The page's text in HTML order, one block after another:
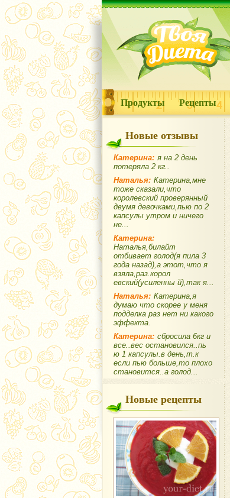
Продукты Рецепты
Новые отзывы
Катерина: я на 2 день
потеряла 2 кг..
Наталья: Катерина,мне
тоже сказали,что
королевский проверянный
двумя девочками,пью по 2
капсулы утром и ничего
не...
Катерина:
Наталья,билайт
отбивает голод(я пила 3
года назад),а этот,что я
взяла,раз.корол
евский(усиленны й),так я...
Наталья: Катерина,я
думаю что скорее у меня
подделка раз нет ни какого
эффекта.
Катерина: сбросила 6кг и
все..вес остановился..пь
ю 1 капсулы.в день,т.к
если пью больше,то плохо
становится..а голод...
Новые рецепты